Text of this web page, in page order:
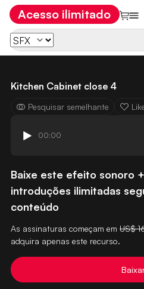
Acesso ilimitado
Kitchen Cabinet close 4
Pesquisar semelhante
00:00
Baixe este efeito sonoro
introduções ilimitadas
conteúdo
As assinaturas começam em US$
adquira apenas este recurso.